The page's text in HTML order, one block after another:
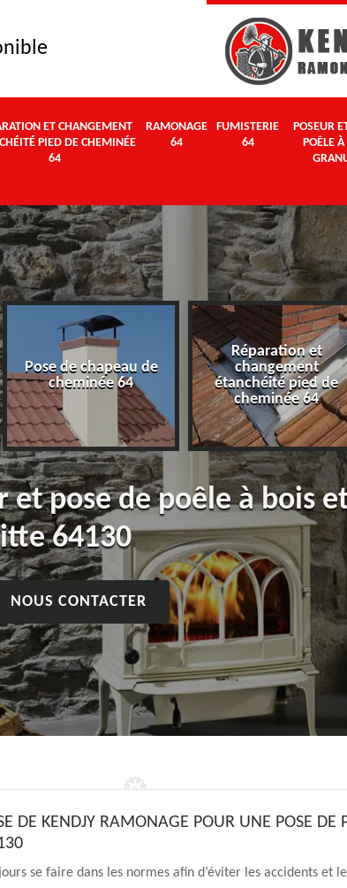
ET CHANGEMENT
PIED DE CHEMINÉE
64
RAMONAGE
64
FUMISTERIE
64
POSEUR
POÊLE
Pose de chapeau de
cheminée 64
Réparation et
changement
étanchéité pied de
cheminée 64
et pose de poêle à bois
64130
NOUS CONTACTER
DE KENDJY RAMONAGE POUR UNE POSE DE
se faire dans les normes afin d’éviter les accidents et